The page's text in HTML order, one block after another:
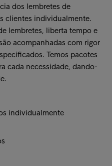
dos lembretes de
clientes individualmente.
lembretes, liberta tempo e
acompanhadas com rigor
Temos pacotes
cada necessidade, dando-
individualmente